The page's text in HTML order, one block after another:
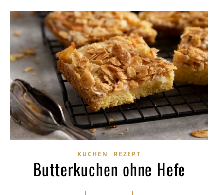
KUCHEN , REZEPT
Butterkuchen ohne Hefe